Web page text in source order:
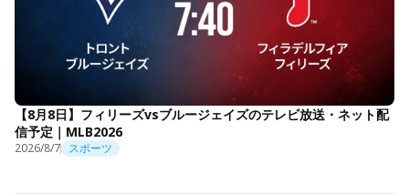
【8月8日】フィリーズvsブルージェイズのテレビ放送・ネット配
信予定｜MLB2026
2026/8/7 スポーツ